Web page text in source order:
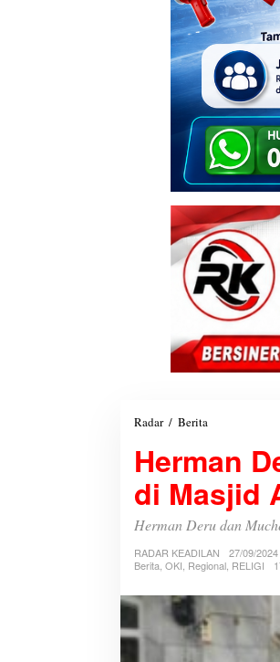
Radar / Berita
r
m
a
n
D
r
u
n
Herman
di Masjid
Herman Deru dan
RADAR KEADILAN
27/09/2024
Berita, OKI, Regional, RELIGI